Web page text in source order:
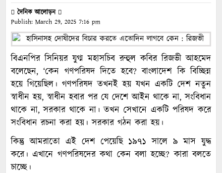
দৈনিক আলোড়ন
Publish: March 29, 2025 7:16 pm
বিএনপির সিনিয়র যুগ্ম মহাসচিব রুহুল কবির রিজভী আহমেদ
বলেছেন, ‘কেন গণপরিষদ দিতে হবে? বাংলাদেশ কি বিচ্ছিন্ন
হয়ে গিয়েছিল। গণপরিষদ তখনই হয় যখন একটি দেশ নতুন
স্বাধীন হয়, স্বাধীন হবার পর যে দেশে আইন থাকে না, সংবিধান
থাকে না, সরকার থাকে না। তখন সেখানে একটি পরিষদ করে
সংবিধান রচনা করা হয়। সরকার গঠন করা হয়।
কিন্তু আমরাতো এই দেশ পেয়েছি ১৯৭১ সালে ৯ মাস যুদ্ধ
করে। এখানে গণপরিষদের কথা কেন বলা হচ্ছে? কারা বলতে
চাচ্ছে।